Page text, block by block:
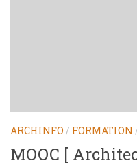
ARCHINFO / FORMATION
MOOC [